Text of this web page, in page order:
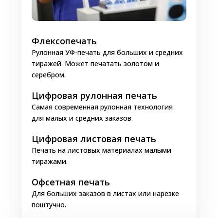
Помогает ненавязчиво
продемонстрировать лучшие стороны
Креативные слоганы, шутливые
высказывания, полезные сообщения
вызывают интерес и поднимают
настроение.
Уже после выполнения заказа на доставку,
стоит лишний раз напомнить о способах
связи с рестораном и часах работы. Это
актуально, даже если покупателю уже
доставили заказанное блюдо. Возрастают
шансы на то, что этот заказчик из нового
станет постоянным.
Не все знают, что не обязательно покупать
брендированную тару для кулинарии на
вынос. Гораздо выгоднее заказать этикетки
Флексопечать
Рулонная УФ-печать для больших и средних
тиражей. Может печатать золотом и
серебром.
Цифровая рулонная печать
Самая современная рулонная технология
для малых и средних заказов.
Цифровая листовая печать
Печать на листовых материалах малыми
тиражами.
Офсетная печать
Для больших заказов в листах или нарезке
поштучно.